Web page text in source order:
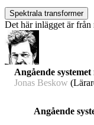
Spektrala transformer
Det här inlägget är från
Angående
Jonas Beskow
Angående